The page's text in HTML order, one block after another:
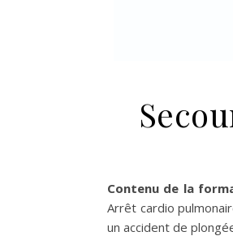
Contenu de la
Arrêt cardio
un accident de